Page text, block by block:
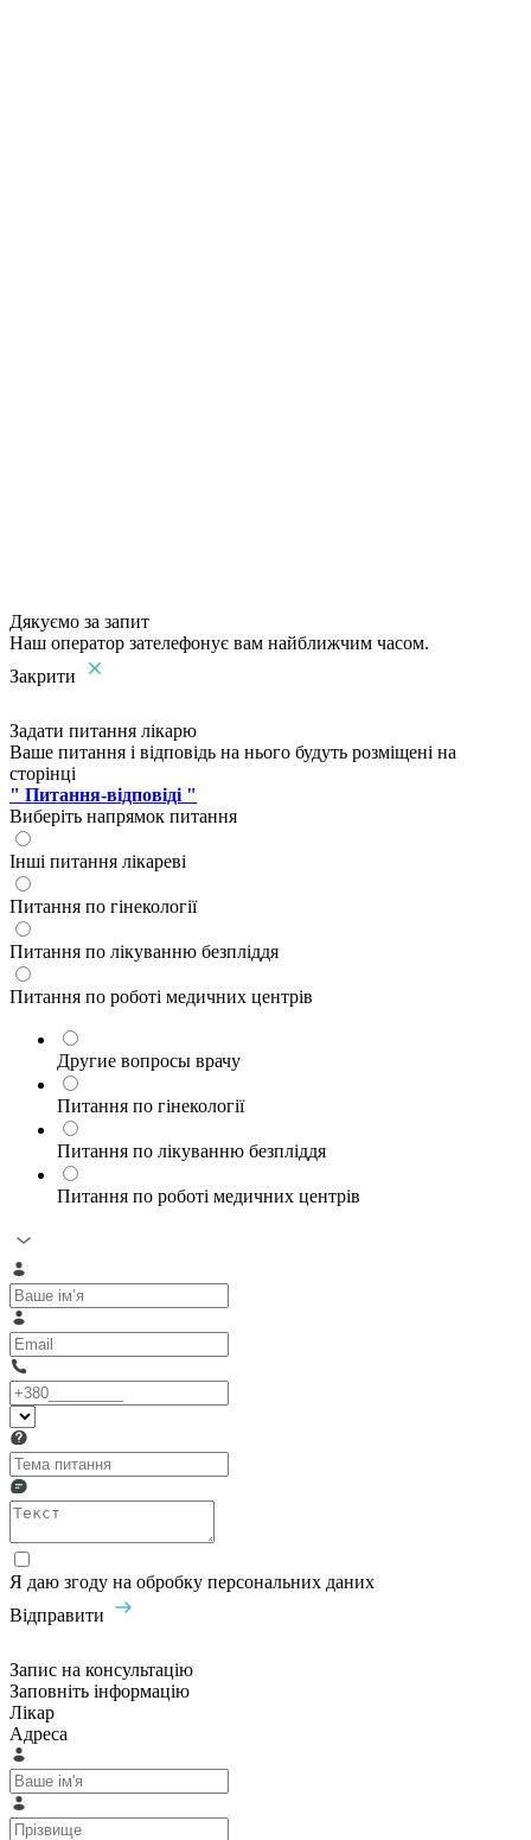
Дякуємо за запит
Наш оператор зателефонує вам найближчим часом.
Закрити
Задати питання лікарю
Ваше питання і відповідь на нього будуть розміщені на
сторінці
" Питання-відповіді "
Виберіть напрямок питання
Інші питання лікареві
Питання по гінекології
Питання по лікуванню безпліддя
Питання по роботі медичних центрів
Другие вопросы врачу
Питання по гінекології
Питання по лікуванню безпліддя
Питання по роботі медичних центрів
Я даю згоду на обробку персональних даних
Відправити
Запис на консультацію
Заповніть інформацію
Лікар
Адреса